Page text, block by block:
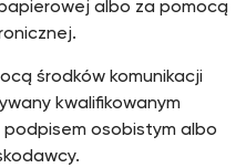
albo za pomocą
środków komunikacji
kwalifikowanym
osobistym albo